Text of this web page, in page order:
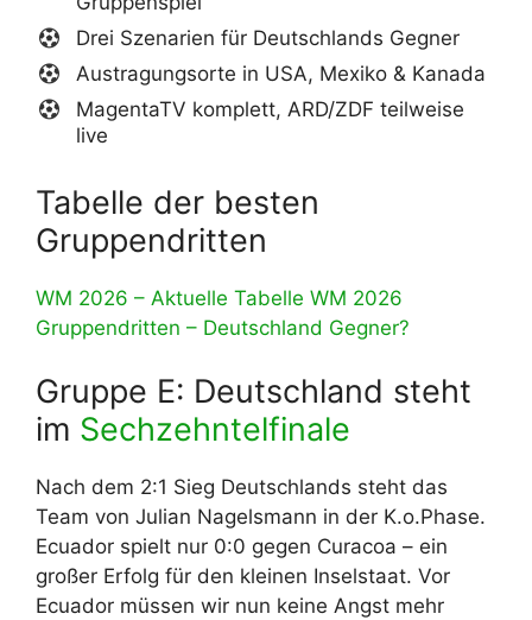
Drei Szenarien für Deutschlands Gegner
Austragungsorte in USA, Mexiko & Kanada
MagentaTV komplett, ARD/ZDF teilweise
live
Tabelle der besten
Gruppendritten
WM 2026 – Aktuelle Tabelle WM 2026
Gruppendritten – Deutschland Gegner?
Gruppe E: Deutschland steht
im Sechzehntelfinale
Nach dem 2:1 Sieg Deutschlands steht das
Team von Julian Nagelsmann in der K.o.Phase.
Ecuador spielt nur 0:0 gegen Curacoa – ein
großer Erfolg für den kleinen Inselstaat. Vor
Ecuador müssen wir nun keine Angst mehr